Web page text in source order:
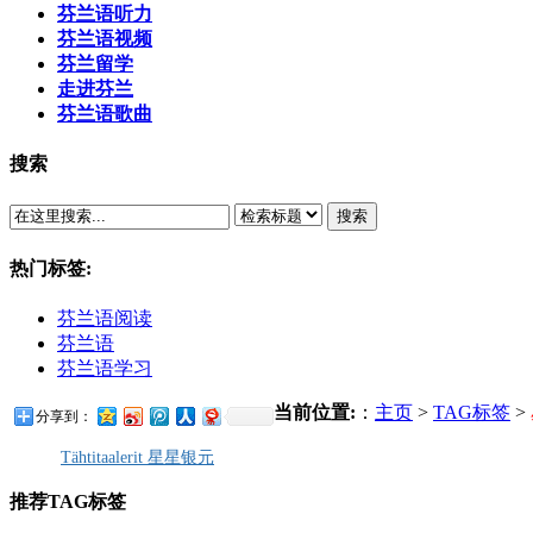
芬兰语听力
芬兰语视频
芬兰留学
走进芬兰
芬兰语歌曲
搜索
搜索
热门标签:
芬兰语阅读
芬兰语
芬兰语学习
分享到： 当前位置: ： 主页 > TAG标签 >
Tähtitaalerit 星星银元
推荐TAG标签